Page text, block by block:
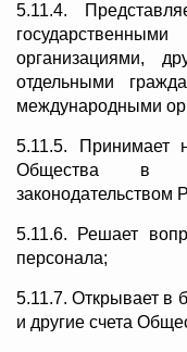
5.11.4.
организациями,
отдельными
международными
5.11.5. Принимает
Общества в
законодательством
5.11.6. Решает
персонала;
5.11.7. Открывает в
и другие счета